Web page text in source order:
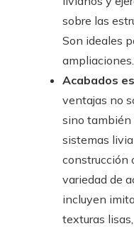
sobre las
Son ideales
ampliaciones.
Acabados
ventajas no
sino también
sistemas
construcción
variedad de
incluyen
texturas